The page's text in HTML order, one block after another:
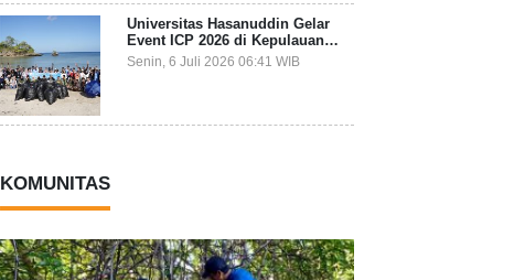
Universitas Hasanuddin Gelar
Event ICP 2026 di Kepulauan
Selayar, Mahasiswa dari 27
Negara Jadi Partisipan
Senin, 6 Juli 2026 06:41 WIB
KOMUNITAS